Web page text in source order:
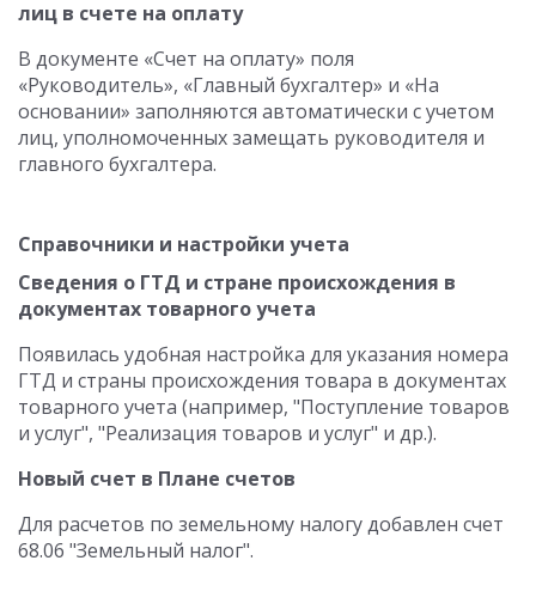
лиц в счете на оплату
В документе «Счет на оплату» поля
«Руководитель», «Главный бухгалтер» и «На
основании» заполняются автоматически с учетом
лиц, уполномоченных замещать руководителя и
главного бухгалтера.
Справочники и настройки учета
Сведения о ГТД и стране происхождения в
документах товарного учета
Появилась удобная настройка для указания номера
ГТД и страны происхождения товара в документах
товарного учета (например, "Поступление товаров
и услуг", "Реализация товаров и услуг" и др.).
Новый счет в Плане счетов
Для расчетов по земельному налогу добавлен счет
68.06 "Земельный налог".